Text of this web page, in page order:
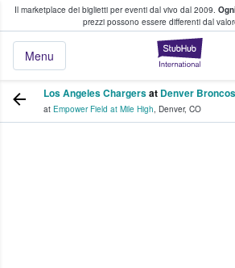
Il marketplace dei biglietti per eventi dal vivo dal 2009.
prezzi possono essere differenti dal
Menu
fan comprano e vendono
Los Angeles Chargersat Denver Broncos
at Empower Field at Mile High, Denver, CO